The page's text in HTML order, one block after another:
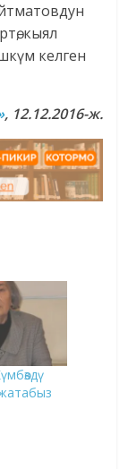
кыял
келген
, 12.12.2016-ж.